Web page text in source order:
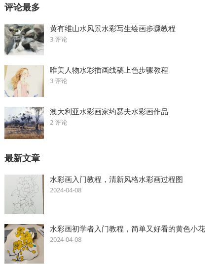
评论最多
黄有维山水风景水彩写生绘画步骤教程
3 评论
唯美人物水彩插画线稿上色步骤教程
3 评论
澳大利亚水彩画家约瑟夫水彩画作品
2 评论
最新文章
水彩画入门教程，清新风格水彩画过程图
2024-04-08
水彩画初学者入门教程，简单又好看的黄色小花
2024-04-08